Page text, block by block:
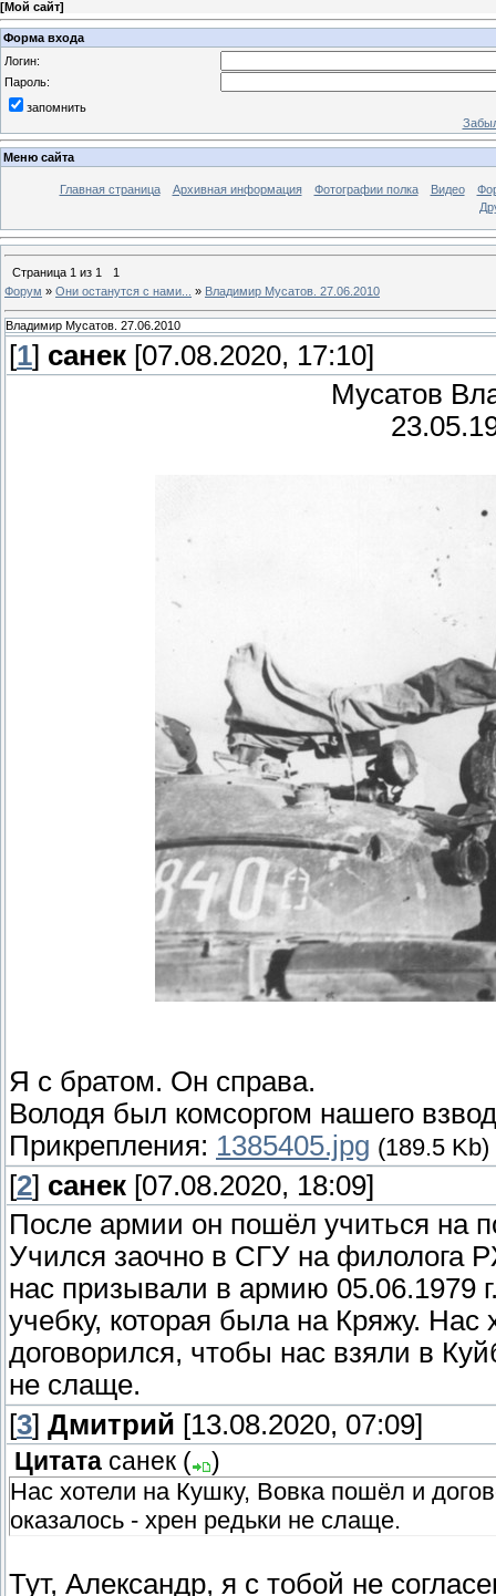
[Мой сайт]
Форма входа
Логин:
Пароль:
запомнить
Меню сайта
Главная страница Архивная информация Фотографии полка Видео
Страница 1 из 1
1
Форум » Они останутся с нами... » Владимир Мусатов. 27.06.2010
Владимир Мусатов. 27.06.2010
[1] санек [07.08.2020, 17:10]
Мусатов
Я с братом. Он справа.
Володя был комсоргом нашего
Прикрепления: 1385405.jpg (189.5 Kb)
[2] санек [07.08.2020, 18:09]
После армии он пошёл учиться на
Учился заочно в СГУ на филолога
нас призывали в армию 05.06.1979
учебку, которая была на Кряжу.
договорился, чтобы нас взяли в
не слаще.
[3] Дмитрий [13.08.2020, 07:09]
Цитата санек (
)
Нас хотели на Кушку, Вовка пошёл и
оказалось - хрен редьки не слаще.
Тут, Александр, я с тобой не